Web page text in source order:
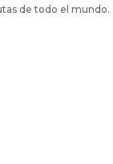
de todo el mundo.